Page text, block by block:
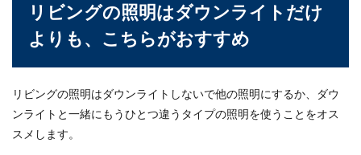
リビングの照明はダウンライトだけ
よりも、こちらがおすすめ
リビングの照明はダウンライトしないで他の照明にするか、ダウ
ンライトと一緒にもうひとつ違うタイプの照明を使うことをオス
スメします。